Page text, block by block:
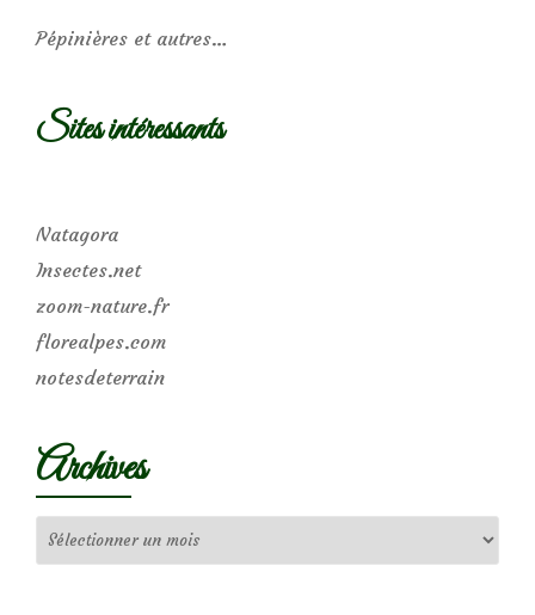
Pépinières et autres…
Sites intéressants
Natagora
Insectes.net
zoom-nature.fr
florealpes.com
notesdeterrain
Archives